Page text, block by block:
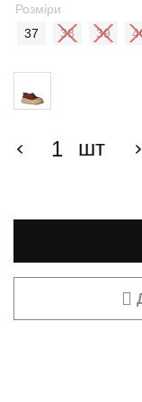
Розміри
37
38 39
шт